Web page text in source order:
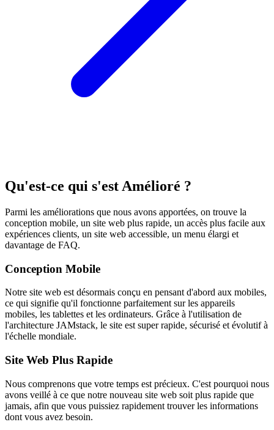
Qu'est-ce qui s'est Amélioré ?
Parmi les améliorations que nous avons apportées, on trouve la
conception mobile, un site web plus rapide, un accès plus facile aux
expériences clients, un site web accessible, un menu élargi et
davantage de FAQ.
Conception Mobile
Notre site web est désormais conçu en pensant d'abord aux mobiles,
ce qui signifie qu'il fonctionne parfaitement sur les appareils
mobiles, les tablettes et les ordinateurs. Grâce à l'utilisation de
l'architecture JAMstack, le site est super rapide, sécurisé et évolutif à
l'échelle mondiale.
Site Web Plus Rapide
Nous comprenons que votre temps est précieux. C'est pourquoi nous
avons veillé à ce que notre nouveau site web soit plus rapide que
jamais, afin que vous puissiez rapidement trouver les informations
dont vous avez besoin.